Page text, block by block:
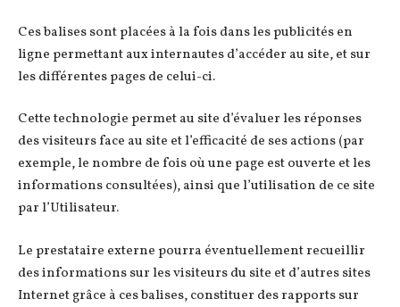
Ces balises sont placées à la fois dans les publicités en
ligne permettant aux internautes d’accéder au site, et sur
les différentes pages de celui-ci.
Cette technologie permet au site d’évaluer les réponses
des visiteurs face au site et l’efficacité de ses actions (par
exemple, le nombre de fois où une page est ouverte et les
informations consultées), ainsi que l’utilisation de ce site
par l’Utilisateur.
Le prestataire externe pourra éventuellement recueillir
des informations sur les visiteurs du site et d’autres sites
Internet grâce à ces balises, constituer des rapports sur